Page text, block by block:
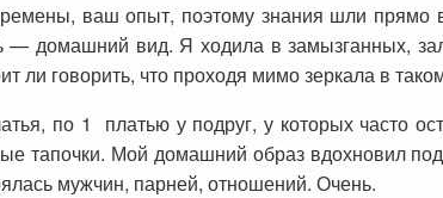
ваш опыт, поэтому знания шли прямо
— домашний вид. Я ходила в замызганных,
ли говорить, что проходя мимо зеркала в
по 1 платью у подруг, у которых часто
тапочки. Мой домашний образ вдохновил
мужчин, парней, отношений. Очень.